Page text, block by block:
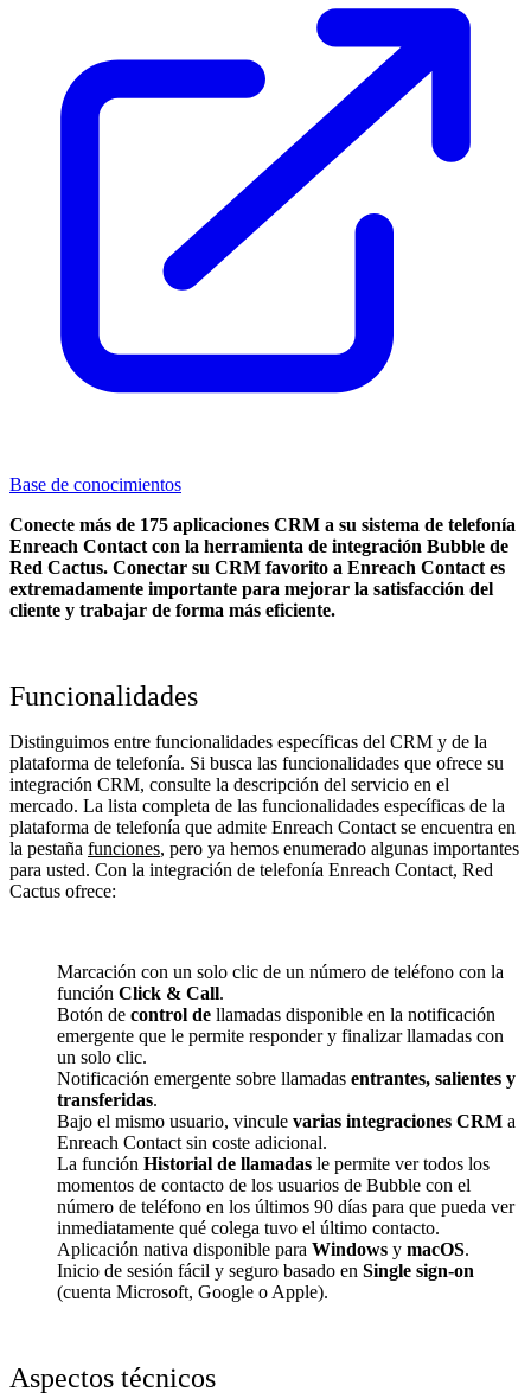
Base de conocimientos
Conecte más de 175 aplicaciones CRM a su sistema de telefonía
Enreach Contact con la herramienta de integración Bubble de
Red Cactus. Conectar su CRM favorito a Enreach Contact es
extremadamente importante para mejorar la satisfacción del
cliente y trabajar de forma más eficiente.
Funcionalidades
Distinguimos entre funcionalidades específicas del CRM y de la
plataforma de telefonía. Si busca las funcionalidades que ofrece su
integración CRM, consulte la descripción del servicio en el
mercado. La lista completa de las funcionalidades específicas de la
plataforma de telefonía que admite Enreach Contact se encuentra en
la pestaña funciones, pero ya hemos enumerado algunas importantes
para usted. Con la integración de telefonía Enreach Contact, Red
Cactus ofrece:
Marcación con un solo clic de un número de teléfono con la
función Click & Call.
Botón de control de llamadas disponible en la notificación
emergente que le permite responder y finalizar llamadas con
un solo clic.
Notificación emergente sobre llamadas entrantes, salientes y
transferidas.
Bajo el mismo usuario, vincule varias integraciones CRM a
Enreach Contact sin coste adicional.
La función Historial de llamadas le permite ver todos los
momentos de contacto de los usuarios de Bubble con el
número de teléfono en los últimos 90 días para que pueda ver
inmediatamente qué colega tuvo el último contacto.
Aplicación nativa disponible para Windows y macOS.
Inicio de sesión fácil y seguro basado en Single sign-on
(cuenta Microsoft, Google o Apple).
Aspectos técnicos